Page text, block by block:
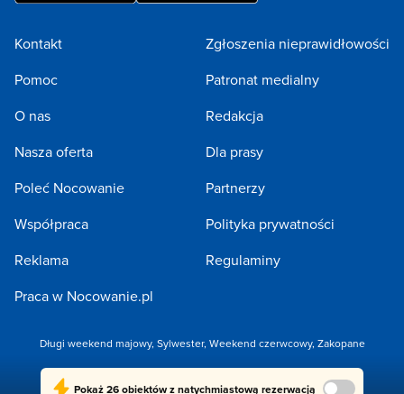
Pokaż26 obiektówz natychmiastową rezerwacją
Kontakt
Pomoc
O nas
Nasza oferta
Poleć Nocowanie
Współpraca
Reklama
Praca w Nocowanie.pl
Zgłoszenia nieprawidłowości
Patronat medialny
Redakcja
Dla prasy
Partnerzy
Polityka prywatności
Regulaminy
Długi weekend majowy, Sylwester, Weekend czerwcowy, Zakopane
Copyright 2005-2026 by NOCOWANIE.PL Sp. z o.o.